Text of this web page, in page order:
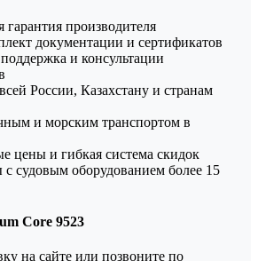
производителя
документации и сертификатов
и консультации
России, Казахстану и странам
и морским транспортом в
цены и гибкая система скидок
судовым оборудованием более 15
Core 9523
на сайте или позвоните по